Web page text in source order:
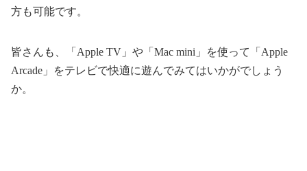
方も可能です。
皆さんも、「Apple TV」や「Mac mini」を使って「Apple
Arcade」をテレビで快適に遊んでみてはいかがでしょう
か。